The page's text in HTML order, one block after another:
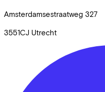
Amsterdamsestraatweg 327
3551CJ Utrecht